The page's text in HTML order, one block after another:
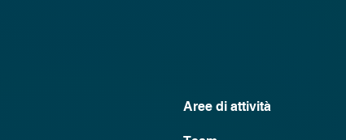
Aree di attività